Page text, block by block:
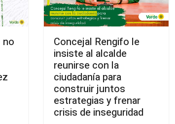
no
Concejal Rengifo le
insiste al alcalde
reunirse con la
ciudadanía para
construir juntos
estrategias y frenar
crisis de inseguridad